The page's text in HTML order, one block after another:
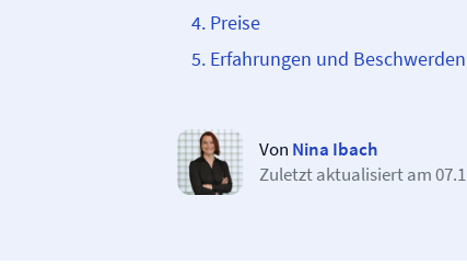
Preise
Erfahrungen und Beschwerden
Von Nina Ibach
Zuletzt aktualisiert am